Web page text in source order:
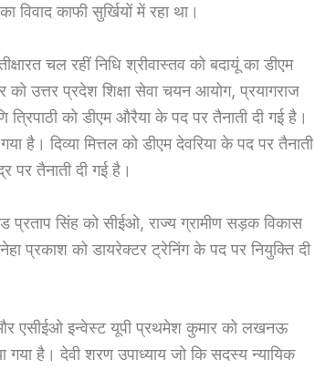
विवाद काफी सुर्खियों में रहा था।
चल रहीं निधि श्रीवास्तव को बदायूं का डीएम
को उत्तर प्रदेश शिक्षा सेवा चयन आयोग, प्रयागराज
को डीएम औरैया के पद पर तैनाती दी गई है।
है। दिव्या मित्तल को डीएम देवरिया के पद पर तैनाती
पर तैनाती दी गई है।
प्रताप सिंह को सीईओ, राज्य ग्रामीण सड़क विकास
प्रकाश को डायरेक्टर ट्रेनिंग के पद पर नियुक्ति दी
एसीईओ इन्वेस्ट यूपी प्रथमेश कुमार को लखनऊ
गया है। देवी शरण उपाध्याय जो कि सदस्य न्यायिक